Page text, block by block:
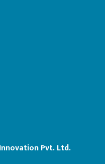
Pvt. Ltd.